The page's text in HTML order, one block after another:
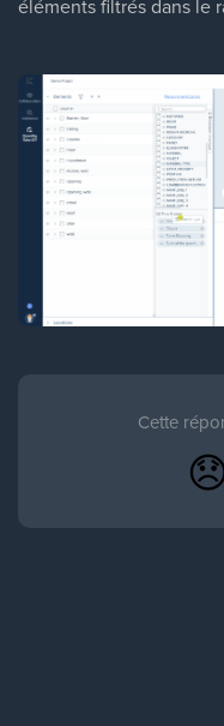
éléments filtrés dans le
Cette